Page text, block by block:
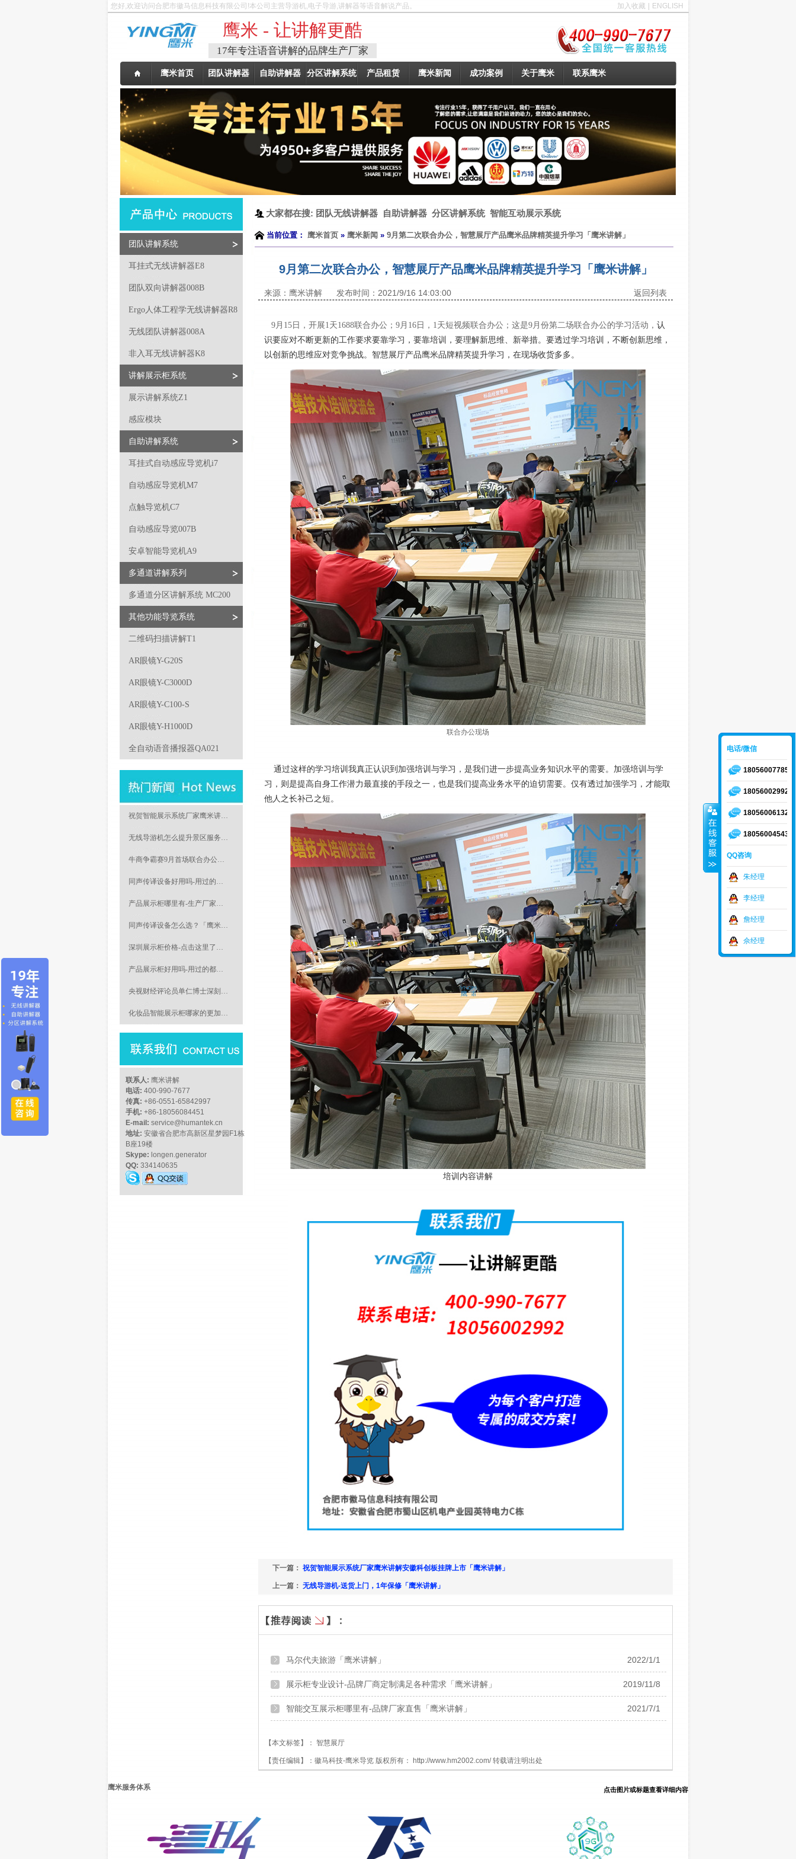
电话/微信
18056007785
18056002992
18056006132
18056004543
QQ咨询
朱经理
李经理
詹经理
佘经理
加入收藏 ENGLISH
您好,欢迎访问合肥市徽马信息科技有限公司!本公司主营导游机,电子导游,讲解器等语音解说产品。
鹰米 - 让讲解更酷
17年专注语音讲解的品牌生产厂家
鹰米首页 团队讲解器 自助讲解器 分区讲解系统 产品租赁 鹰米新闻 成功案例 关于鹰米 联系鹰米
团队讲解系统
耳挂式无线讲解器E8
团队双向讲解器008B
Ergo人体工程学无线讲解器R8
无线团队讲解器008A
非入耳无线讲解器K8
讲解展示柜系统
展示讲解系统Z1
感应模块
自助讲解系统
耳挂式自动感应导览机i7
自动感应导览机M7
点触导览机C7
自动感应导览007B
安卓智能导览机A9
多通道讲解系列
多通道分区讲解系统 MC200
其他功能导览系统
二维码扫描讲解T1
AR眼镜Y-G20S
AR眼镜Y-C3000D
AR眼镜Y-C100-S
AR眼镜Y-H1000D
全自动语音播报器QA021
祝贺智能展示系统厂家鹰米讲…
无线导游机怎么提升景区服务…
牛商争霸赛9月首场联合办公…
同声传译设备好用吗-用过的…
产品展示柜哪里有-生产厂家…
同声传译设备怎么选？「鹰米…
深圳展示柜价格-点击这里了…
产品展示柜好用吗-用过的都…
央视财经评论员单仁博士深刻…
化妆品智能展示柜哪家的更加…
联系人: 鹰米讲解
电话: 400-990-7677
传真: +86-0551-65842997
手机: +86-18056084451
E-mail: service@humantek.cn
地址: 安徽省合肥市高新区星梦园F1栋
B座19楼
Skype: longen.generator
QQ: 334140635
大家都在搜: 团队无线讲解器 自助讲解器 分区讲解系统 智能互动展示系统
当前位置： 鹰米首页 » 鹰米新闻 » 9月第二次联合办公，智慧展厅产品鹰米品牌精英提升学习「鹰米讲解」
9月第二次联合办公，智慧展厅产品鹰米品牌精英提升学习「鹰米讲解」
来源：鹰米讲解 发布时间：2021/9/16 14:03:00 返回列表
9月15日，开展1天1688联合办公； 9月16日，1天短视频联合办公；这是9月份第二场联合办公的学习活动， 认
识要应对不断更新的工作要求要靠学习，要靠培训，要理解新思维、新举措。要透过学习培训，不断创新思维，
以创新的思维应对竞争挑战。 智慧展厅产品鹰米品牌精英提升学习，在现场收货多多。
联合办公现场
通过这样的学习培训我真正认识到加强培训与学习，是我们进一步提高业务知识水平的需要。加强培训与学
习，则是提高自身工作潜力最直接的手段之一，也是我们提高业务水平的迫切需要。仅有透过加强学习，才能取
他人之长补己之短。
培训内容讲解
下一篇： 祝贺智能展示系统厂家鹰米讲解安徽科创板挂牌上市「鹰米讲解」
上一篇： 无线导游机-送货上门，1年保修「鹰米讲解」
2022/1/1
马尔代夫旅游「鹰米讲解」
2019/11/8
展示柜专业设计-品牌厂商定制满足各种需求「鹰米讲解」
2021/7/1
智能交互展示柜哪里有-品牌厂家直售「鹰米讲解」
【本文标签】： 智慧展厅
【责任编辑】： 徽马科技-鹰米导览 版权所有： http://www.hm2002.com/转载请注明出处
鹰米服务体系 点击图片或标题查看详细内容